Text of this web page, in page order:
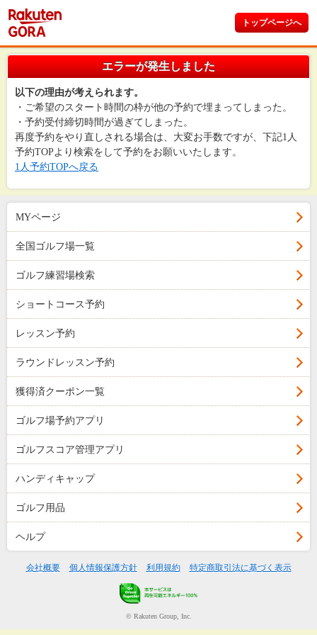
トップページへ
エラーが発生しました
以下の理由が考えられます。
・ご希望のスタート時間の枠が他の予約で埋まってしまった。
・予約受付締切時間が過ぎてしまった。
再度予約をやり直しされる場合は、大変お手数ですが、下記1人
予約TOPより検索をして予約をお願いいたします。
1人予約TOPへ戻る
MYページ
全国ゴルフ場一覧
ゴルフ練習場検索
ショートコース予約
レッスン予約
ラウンドレッスン予約
獲得済クーポン一覧
ゴルフ場予約アプリ
ゴルフスコア管理アプリ
ハンディキャップ
ゴルフ用品
ヘルプ
会社概要 個人情報保護方針 利用規約 特定商取引法に基づく表示
© Rakuten Group, Inc.